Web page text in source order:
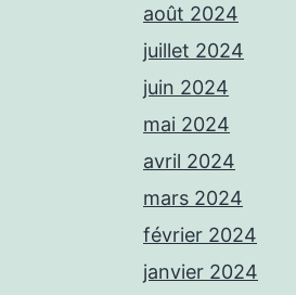
août 2024
juillet 2024
juin 2024
mai 2024
avril 2024
mars 2024
février 2024
janvier 2024